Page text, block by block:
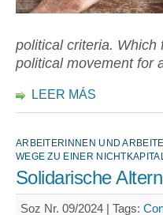
political criteria. Which
political movement for
LEER MÁS
ARBEITERINNEN UND
WEGE ZU EINER
Solidarische
Soz Nr. 09/2024 | Tags: